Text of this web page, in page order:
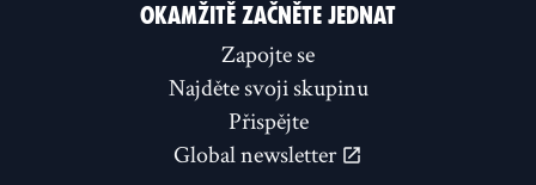
OKAMŽITĚ ZAČNĚTE JEDNAT
Zapojte se
Najděte svoji skupinu
Přispějte
Global newsletter